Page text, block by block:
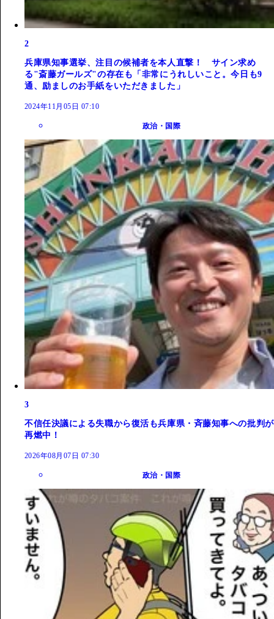
2
兵庫県知事選挙、注目の候補者を本人直撃！ サイン求め
る"斎藤ガールズ"の存在も「非常にうれしいこと。今日も9
通、励ましのお手紙をいただきました」
2024年11月05日 07:10
政治・国際
3
不信任決議による失職から復活も兵庫県・斉藤知事への批判が
再燃中！
2026年08月07日 07:30
政治・国際